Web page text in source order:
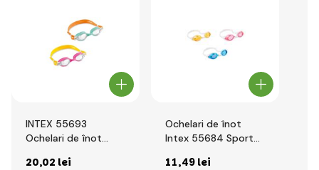
INTEX 55693
Ochelari de înot
20,02 lei
Ochelari de înot
Intex 55684 Sport
11,49 lei